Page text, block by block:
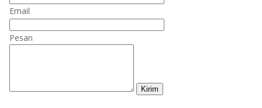
Email
Pesan